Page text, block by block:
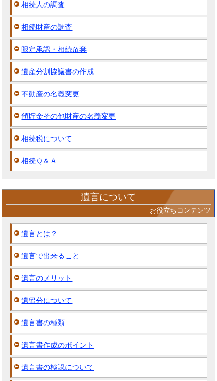
相続人の調査
相続財産の調査
限定承認・相続放棄
遺産分割協議書の作成
不動産の名義変更
預貯金その他財産の名義変更
相続税について
相続Ｑ＆Ａ
遺言について
お役立ちコンテンツ
遺言とは？
遺言で出来ること
遺言のメリット
遺留分について
遺言書の種類
遺言書作成のポイント
遺言書の検認について